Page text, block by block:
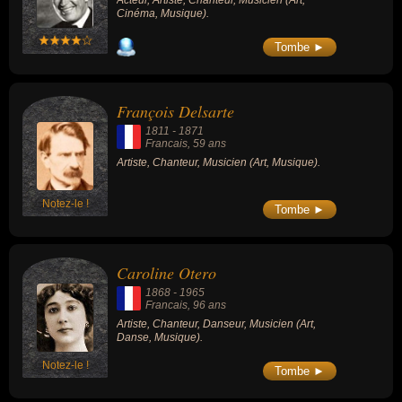
Cinéma, Musique).
Tombe ►
Notez-le !
François Delsarte
1811 - 1871
Francais , 59 ans
Artiste, Chanteur, Musicien (Art, Musique).
Tombe ►
Notez-le !
Caroline Otero
1868 - 1965
Francais, 96 ans
Artiste, Chanteur, Danseur, Musicien (Art,
Danse, Musique).
Tombe ►